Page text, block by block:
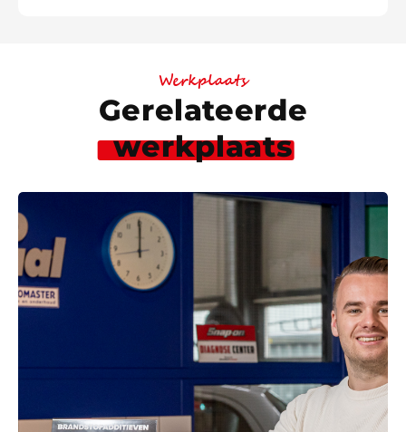
Werkplaats
Gerelateerde
werkplaats